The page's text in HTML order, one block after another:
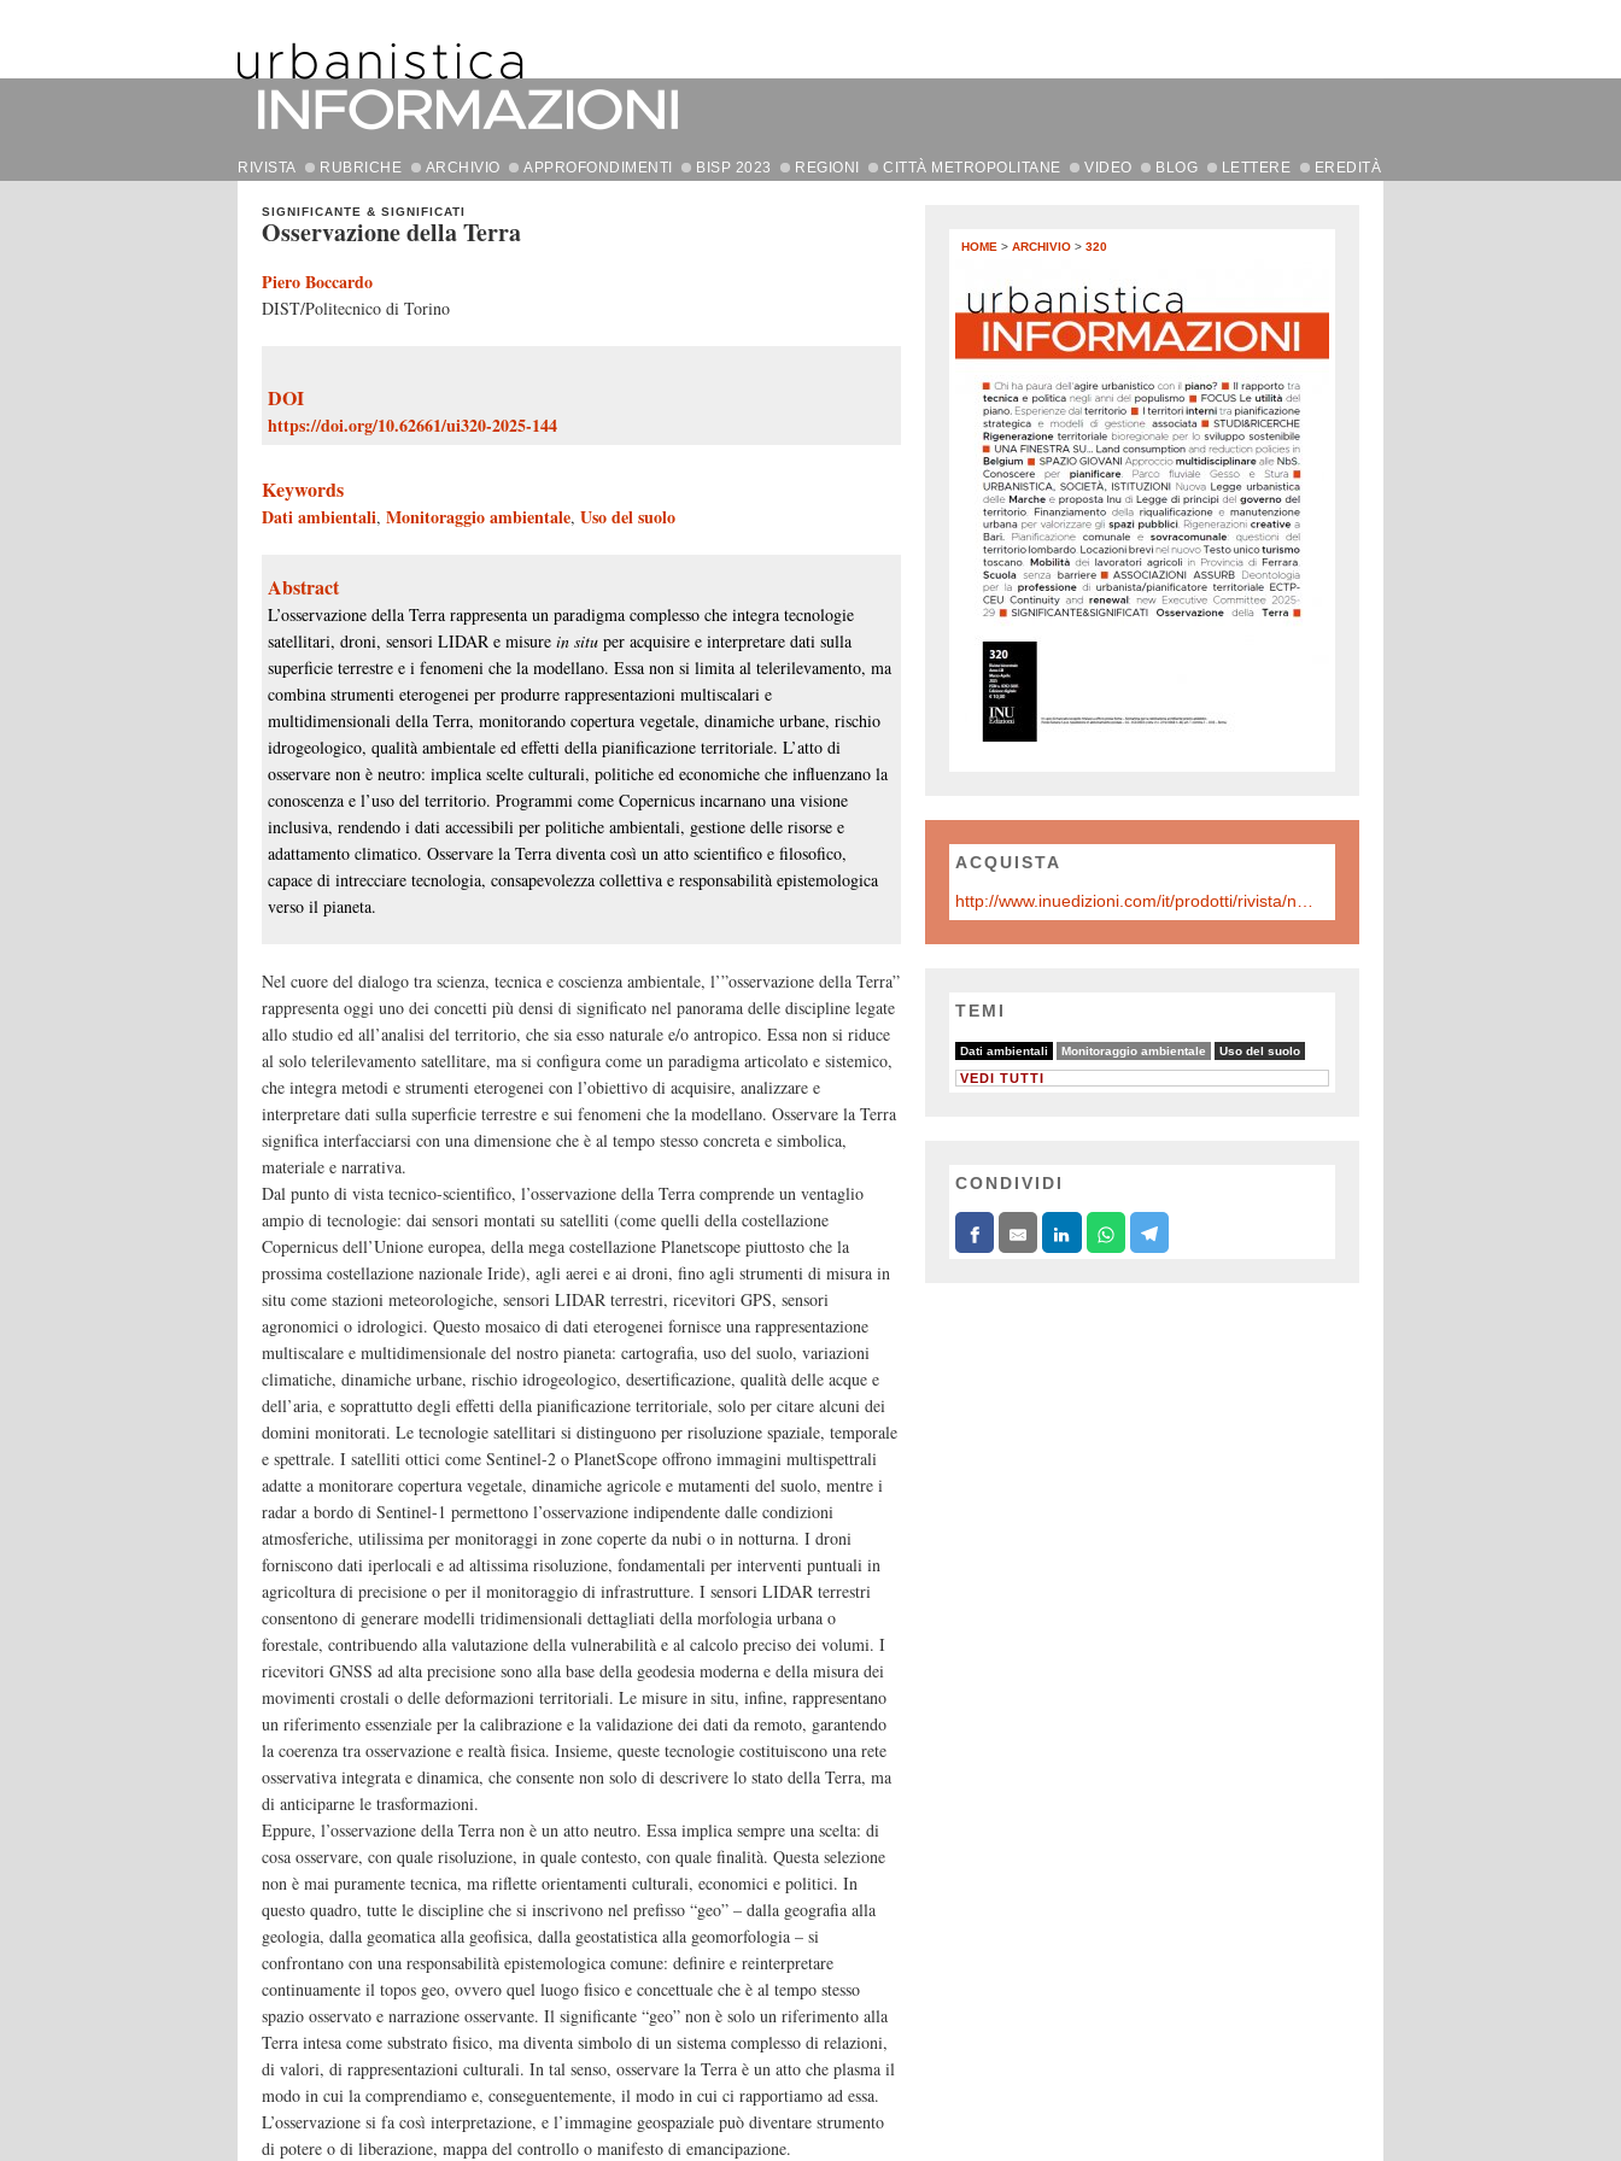
RIVISTA RUBRICHE ARCHIVIO APPROFONDIMENTI BISP 2023 REGIONI CITTÀ METROPOLITANE VIDEO BLOG LETTERE EREDITÀ
SIGNIFICANTE & SIGNIFICATI
Osservazione della Terra
Piero Boccardo
DIST/Politecnico di Torino
DOI
https://doi.org/10.62661/ui320-2025-144
Keywords
Dati ambientali, Monitoraggio ambientale, Uso del suolo
Abstract
L’osservazione della Terra rappresenta un paradigma complesso che integra tecnologie
satellitari, droni, sensori LIDAR e misure in situ per acquisire e interpretare dati sulla
superficie terrestre e i fenomeni che la modellano. Essa non si limita al telerilevamento, ma
combina strumenti eterogenei per produrre rappresentazioni multiscalari e
multidimensionali della Terra, monitorando copertura vegetale, dinamiche urbane, rischio
idrogeologico, qualità ambientale ed effetti della pianificazione territoriale. L’atto di
osservare non è neutro: implica scelte culturali, politiche ed economiche che influenzano la
conoscenza e l’uso del territorio. Programmi come Copernicus incarnano una visione
inclusiva, rendendo i dati accessibili per politiche ambientali, gestione delle risorse e
adattamento climatico. Osservare la Terra diventa così un atto scientifico e filosofico,
capace di intrecciare tecnologia, consapevolezza collettiva e responsabilità epistemologica
verso il pianeta.
Nel cuore del dialogo tra scienza, tecnica e coscienza ambientale, l’”osservazione della Terra”
rappresenta oggi uno dei concetti più densi di significato nel panorama delle discipline legate
allo studio ed all’analisi del territorio, che sia esso naturale e/o antropico. Essa non si riduce
al solo telerilevamento satellitare, ma si configura come un paradigma articolato e sistemico,
che integra metodi e strumenti eterogenei con l’obiettivo di acquisire, analizzare e
interpretare dati sulla superficie terrestre e sui fenomeni che la modellano. Osservare la Terra
significa interfacciarsi con una dimensione che è al tempo stesso concreta e simbolica,
materiale e narrativa.
Dal punto di vista tecnico-scientifico, l’osservazione della Terra comprende un ventaglio
ampio di tecnologie: dai sensori montati su satelliti (come quelli della costellazione
Copernicus dell’Unione europea, della mega costellazione Planetscope piuttosto che la
prossima costellazione nazionale Iride), agli aerei e ai droni, fino agli strumenti di misura in
situ come stazioni meteorologiche, sensori LIDAR terrestri, ricevitori GPS, sensori
agronomici o idrologici. Questo mosaico di dati eterogenei fornisce una rappresentazione
multiscalare e multidimensionale del nostro pianeta: cartografia, uso del suolo, variazioni
climatiche, dinamiche urbane, rischio idrogeologico, desertificazione, qualità delle acque e
dell’aria, e soprattutto degli effetti della pianificazione territoriale, solo per citare alcuni dei
domini monitorati. Le tecnologie satellitari si distinguono per risoluzione spaziale, temporale
e spettrale. I satelliti ottici come Sentinel-2 o PlanetScope offrono immagini multispettrali
adatte a monitorare copertura vegetale, dinamiche agricole e mutamenti del suolo, mentre i
radar a bordo di Sentinel-1 permettono l’osservazione indipendente dalle condizioni
atmosferiche, utilissima per monitoraggi in zone coperte da nubi o in notturna. I droni
forniscono dati iperlocali e ad altissima risoluzione, fondamentali per interventi puntuali in
agricoltura di precisione o per il monitoraggio di infrastrutture. I sensori LIDAR terrestri
consentono di generare modelli tridimensionali dettagliati della morfologia urbana o
forestale, contribuendo alla valutazione della vulnerabilità e al calcolo preciso dei volumi. I
ricevitori GNSS ad alta precisione sono alla base della geodesia moderna e della misura dei
movimenti crostali o delle deformazioni territoriali. Le misure in situ, infine, rappresentano
un riferimento essenziale per la calibrazione e la validazione dei dati da remoto, garantendo
la coerenza tra osservazione e realtà fisica. Insieme, queste tecnologie costituiscono una rete
osservativa integrata e dinamica, che consente non solo di descrivere lo stato della Terra, ma
di anticiparne le trasformazioni.
Eppure, l’osservazione della Terra non è un atto neutro. Essa implica sempre una scelta: di
cosa osservare, con quale risoluzione, in quale contesto, con quale finalità. Questa selezione
non è mai puramente tecnica, ma riflette orientamenti culturali, economici e politici. In
questo quadro, tutte le discipline che si inscrivono nel prefisso “geo” – dalla geografia alla
geologia, dalla geomatica alla geofisica, dalla geostatistica alla geomorfologia – si
confrontano con una responsabilità epistemologica comune: definire e reinterpretare
continuamente il topos geo, ovvero quel luogo fisico e concettuale che è al tempo stesso
spazio osservato e narrazione osservante. Il significante “geo” non è solo un riferimento alla
Terra intesa come substrato fisico, ma diventa simbolo di un sistema complesso di relazioni,
di valori, di rappresentazioni culturali. In tal senso, osservare la Terra è un atto che plasma il
modo in cui la comprendiamo e, conseguentemente, il modo in cui ci rapportiamo ad essa.
L’osservazione si fa così interpretazione, e l’immagine geospaziale può diventare strumento
di potere o di liberazione, mappa del controllo o manifesto di emancipazione.
HOME > ARCHIVIO > 320
ACQUISTA
TEMI
Dati ambientali
10/10 Monitoraggio ambientale
6/10 Uso del suolo
9/10
VEDI TUTTI
CONDIVIDI